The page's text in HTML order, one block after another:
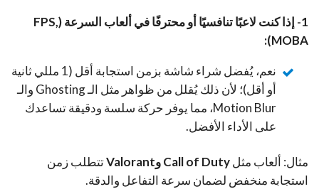
1- إذا كنت لاعبًا تنافسيًا أو محترفًا في ألعاب السرعة (FPS,
MOBA):
نعم، يُفضل شراء شاشة بزمن استجابة أقل (1 مللي ثانية
أو أقل)؛ لأن ذلك يُقلل من ظواهر مثل الـ Ghosting والـ
Motion Blur، مما يوفر حركة سلسة ودقيقة تساعدك
على الأداء الأفضل.
مثال: ألعاب مثل
تتطلب زمن
استجابة منخفض لضمان سرعة التفاعل والدقة.